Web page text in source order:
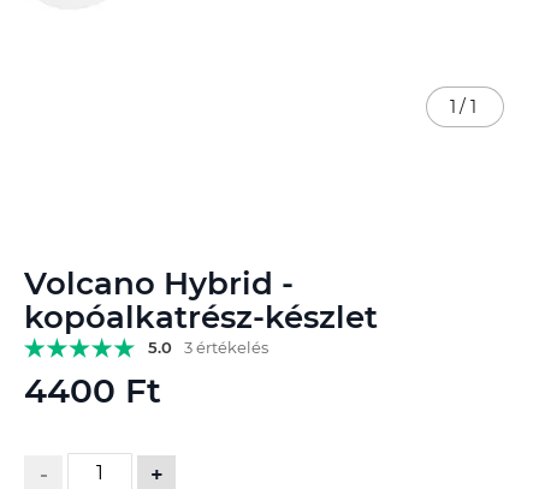
Volcano Hybrid -
kopóalkatrész-készlet
5.0 3 értékelés
4400 Ft
- +
1 / 1
a
képgaléria
elejére